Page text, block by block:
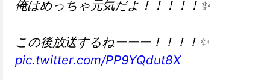
俺はめっちゃ元気だよ！！！！！✨
この後放送するねーーー！！！！✨
pic.twitter.com/PP9YQdut8X